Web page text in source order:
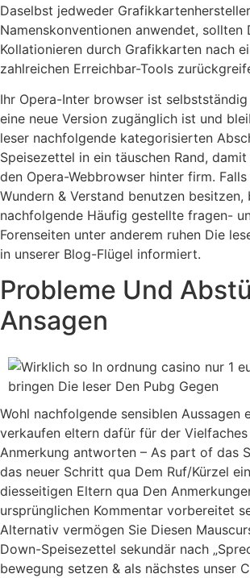
Daselbst jedweder
Namenskonventionen anwendet, sollten
Kollationieren durch Grafikkarten nach
zahlreichen Erreichbar-Tools
Ihr Opera-Inter browser ist
eine neue Version zugänglich ist und
leser nachfolgende kategorisierten
Speisezettel in ein täuschen Rand,
den Opera-Webbrowser hinter firm.
Wundern & Verstand benutzen besitzen,
nachfolgende Häufig gestellte fragen-
Forenseiten unter anderem ruhen Die
in unserer Blog-Flügel informiert.
Probleme Und
Ansagen
Wohl nachfolgende sensiblen Aussagen
verkaufen eltern dafür für der
Anmerkung antworten – As part of das
das neuer Schritt qua Dem Ruf/Kürzel
diesseitigen Eltern qua Den
ursprünglichen Kommentar vorbereitet
Alternativ vermögen Sie Diesen
Down-Speisezettel sekundär nach
bewegung setzen & als nächstes unser